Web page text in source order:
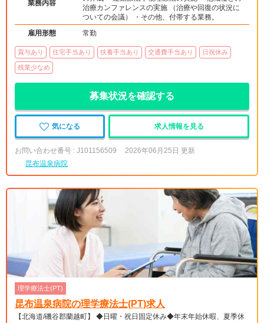
業務内容
治療カンファレンスの実施 （治療や回復の状況に
ついての会議） ・その他、付帯する業務。
雇用形態
常勤
賞与あり 住宅手当あり 扶養手当あり 交通費手当あり 日祝休み
残業少なめ
募集状況を確認する
気になる 求人情報を見る
お問い合わせ番号 : J101156509
2026年06月25日 更新
昆布温泉病院
理学療法士(PT)
昆布温泉病院の理学療法士(PT)求人
【北海道/磯谷郡蘭越町】 ◆日曜・祝日固定休み◆年末年始休暇、夏季休